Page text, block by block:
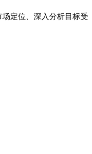
定位、深入分析目标受